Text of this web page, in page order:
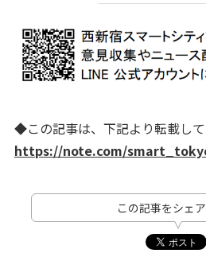
◆この記事は、下記より転載し
https://note.com/
この記事をシェ